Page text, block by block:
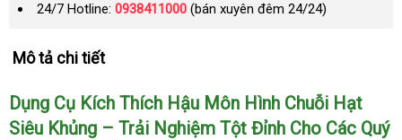
24/7 Hotline: 0938411000 (bán xuyên đêm 24/24)
Mô tả chi tiết
Dụng Cụ Kích Thích Hậu Môn Hình Chuỗi Hạt
Siêu Khủng – Trải Nghiệm Tột Đỉnh Cho Các Quý